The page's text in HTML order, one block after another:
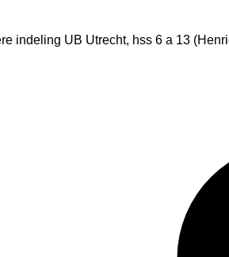
indeling UB Utrecht, hss 6 a 13